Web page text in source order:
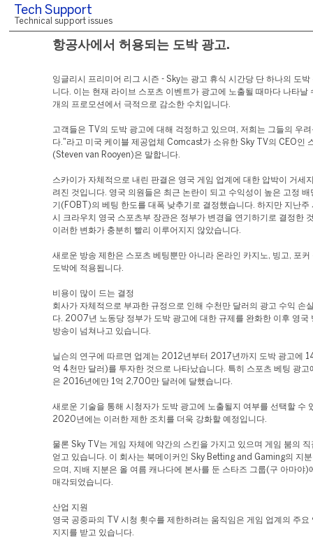
Tech Support
Technical support issues
항공사에서 허용되는 도박 광고.
잉글리시 프리미어 리그 시즌 - Sky는 광고 휴식 시간당 단 하나의 도박
니다. 이는 현재 라이브 스포츠 이벤트가 광고에 노출될 때마다 나타날
개의 프로모션에서 극적으로 감소한 수치입니다.
고객들은 TV의 도박 광고에 대해 걱정하고 있으며, 저희는 그들의 우
다."라고 미국 케이블 제공업체 Comcast가 소유한 Sky TV의 CEO인
(Steven van Rooyen)은 말합니다.
스카이가 자체적으로 내린 판결은 영국 게임 업계에 대한 압박이 거세
려진 것입니다. 영국 의원들은 최근 논란이 되고 수익성이 높은 고정 배
기(FOBT)의 베팅 한도를 대폭 낮추기로 결정했습니다. 하지만 지난주
시 크라우치 영국 스포츠부 장관은 정부가 변경을 연기하기로 결정한
이러한 변화가 충분히 빨리 이루어지지 않았습니다.
새로운 방송 제한은 스포츠 베팅뿐만 아니라 온라인 카지노, 빙고, 포커
도박에 적용됩니다.
비용이 많이 드는 결정
회사가 자체적으로 부과한 규정으로 인해 수천만 달러의 광고 수익 손
다. 2007년 노동당 정부가 도박 광고에 대한 규제를 완화한 이후 영국
방송이 넘쳐나고 있습니다.
닐슨의 연구에 따르면 업계는 2012년부터 2017년까지 도박 광고에
억 4천만 달러)를 투자한 것으로 나타났습니다. 특히 스포츠 베팅 광고
은 2016년에만 1억 2,700만 달러에 달했습니다.
새로운 기술을 통해 시청자가 도박 광고에 노출될지 여부를 선택할 수
2020년에는 이러한 제한 조치를 더욱 강화할 예정입니다.
물론 Sky TV는 게임 자체에 약간의 스킨을 가지고 있으며 게임 붐의
얻고 있습니다. 이 회사는 북메이커인 Sky Betting and Gaming의 지
으며, 지배 지분은 올 여름 캐나다에 본사를 둔 스타즈 그룹(구 아마야
매각되었습니다.
산업 지원
영국 공중파의 TV 시청 횟수를 제한하려는 움직임은 게임 업계의 주요
지지를 받고 있습니다.